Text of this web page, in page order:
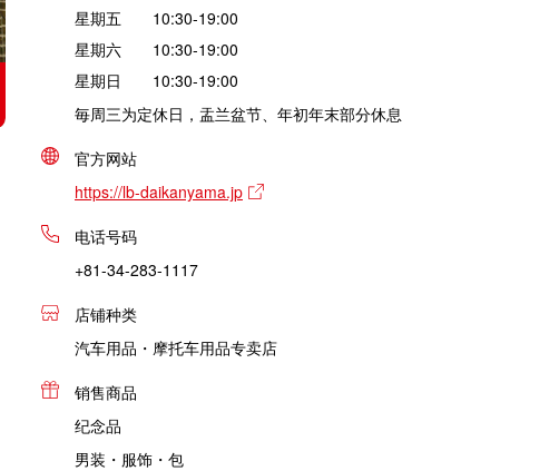
星期五 10:30-19:00
星期六 10:30-19:00
星期日 10:30-19:00
毎周三为定休日，盂兰盆节、年初年末部分休息
官方网站
https://lb-daikanyama.jp
电话号码
+81-34-283-1117
店铺种类
汽车用品・摩托车用品专卖店
销售商品
纪念品
男装・服饰・包